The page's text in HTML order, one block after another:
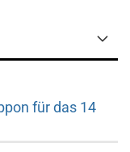
für das 14